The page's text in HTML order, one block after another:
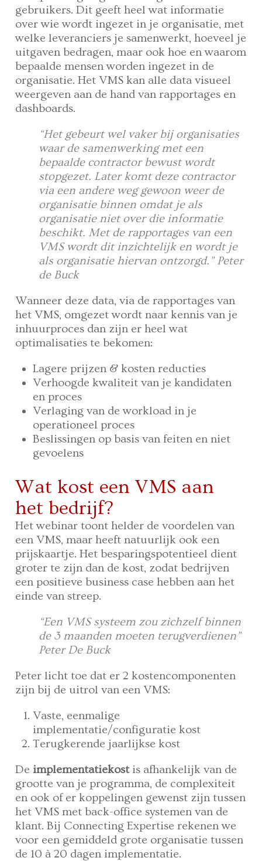
gebruikers. Dit geeft heel wat informatie
over wie wordt ingezet in je organisatie, met
welke leveranciers je samenwerkt, hoeveel je
uitgaven bedragen, maar ook hoe en waarom
bepaalde mensen worden ingezet in de
organisatie. Het VMS kan alle data visueel
weergeven aan de hand van rapportages en
dashboards.
“Het gebeurt wel vaker bij organisaties
waar de samenwerking met een
bepaalde contractor bewust wordt
stopgezet. Later komt deze contractor
via een andere weg gewoon weer de
organisatie binnen omdat je als
organisatie niet over die informatie
beschikt. Met de rapportages van een
VMS wordt dit inzichtelijk en wordt je
als organisatie hiervan ontzorgd.” Peter
de Buck
Wanneer deze data, via de rapportages van
het VMS, omgezet wordt naar kennis van je
inhuurproces dan zijn er heel wat
optimalisaties te bekomen:
Lagere prijzen & kosten reducties
Verhoogde kwaliteit van je kandidaten
en proces
Verlaging van de workload in je
operationeel proces
Beslissingen op basis van feiten en niet
gevoelens
Wat kost een VMS aan
het bedrijf?
Het webinar toont helder de voordelen van
een VMS, maar heeft natuurlijk ook een
prijskaartje. Het besparingspotentieel dient
groter te zijn dan de kost, zodat bedrijven
een positieve business case hebben aan het
einde van streep.
“Een VMS systeem zou zichzelf binnen
de 3 maanden moeten terugverdienen”
Peter De Buck
Peter licht toe dat er 2 kostencomponenten
zijn bij de uitrol van een VMS:
Vaste, eenmalige
implementatie/configuratie kost
Terugkerende jaarlijkse kost
Deimplementatiekostis afhankelijk van de
grootte van je programma, de complexiteit
en ook of er koppelingen gewenst zijn tussen
het VMS met back-office systemen van de
klant. Bij Connecting Expertise rekenen we
voor een gemiddeld grote organisatie tussen
de 10 à 20 dagen implementatie.